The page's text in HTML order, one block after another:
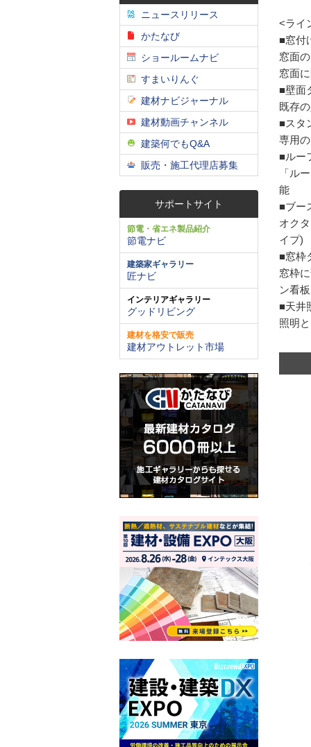
ニュースリリース
かたなび
ショールームナビ
すまいりんぐ
建材ナビジャーナル
建材動画チャンネル
建築何でもQ&A
販売・施工代理店募集
サポートサイト
節電・省エネ製品紹介
節電ナビ
建築家ギャラリー
匠ナビ
インテリアギャラリー
グッドリビング
建材を格安で販売
建材アウトレット市場
<ライ
■窓付
窓面
窓面
■壁面
既存
■スタ
専用
■ルー
「ル
能
■ブー
オク
イプ)
■窓枠
窓枠
ン看
■天井
照明